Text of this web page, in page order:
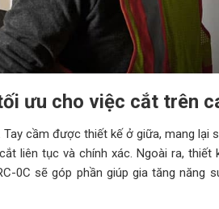
ưu cho việc cắt trên
cầm được thiết kế ở giữa, mang lại
liên tục và chính xác. Ngoài ra, thiết
0C sẽ góp phần giúp gia tăng năng